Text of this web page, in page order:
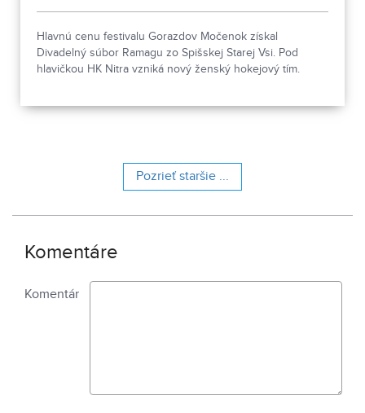
Hlavnú cenu festivalu Gorazdov Močenok získal
Divadelný súbor Ramagu zo Spišskej Starej Vsi. Pod
hlavičkou HK Nitra vzniká nový ženský hokejový tím.
Pozrieť staršie ...
Komentáre
Komentár